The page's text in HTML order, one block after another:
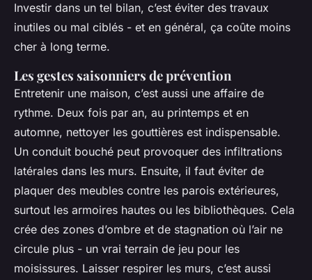
Investir dans un tel bilan, c’est éviter des travaux
inutiles ou mal ciblés - et en général, ça coûte moins
cher à long terme.
Les gestes saisonniers de prévention
Entretenir une maison, c’est aussi une affaire de
rythme. Deux fois par an, au printemps et en
automne, nettoyer les gouttières est indispensable.
Un conduit bouché peut provoquer des infiltrations
latérales dans les murs. Ensuite, il faut éviter de
plaquer des meubles contre les parois extérieures,
surtout les armoires hautes ou les bibliothèques. Cela
crée des zones d’ombre et de stagnation où l’air ne
circule plus - un vrai terrain de jeu pour les
moisissures. Laisser respirer les murs, c’est aussi